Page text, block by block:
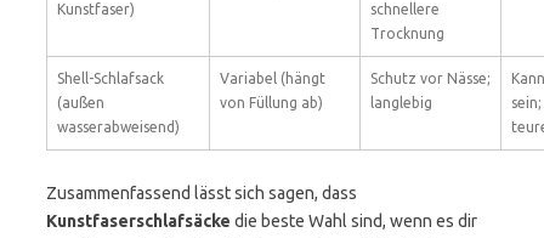
Kunstfaser)
schnellere
Trocknung
Shell-Schlafsack
(außen
wasserabweisend)
Variabel (hängt
von Füllung ab)
Schutz vor Nässe;
langlebig
Zusammenfassend lässt sich sagen, dass
Kunstfaserschlafsäcke die beste Wahl sind, wenn es dir